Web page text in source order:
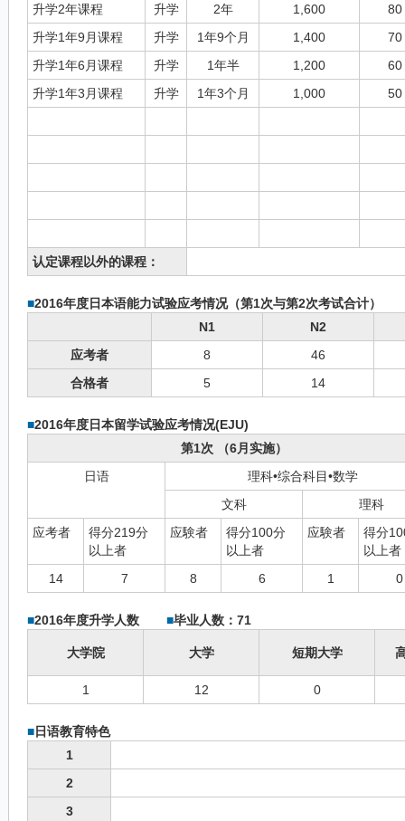
升学2年课程 升学 2年 1,600
80
升学1年9月课程
升学 1年9个月 1,400
70
升学1年6月课程
升学 1年半 1,200
60
升学1年3月课程
升学 1年3个月 1,000 50
认定课程以外的课程：
■2016年度日本语能力试验应考情况（第1次与第2次考试合计）
N1
N2
应考者
8
46
合格者
5 14
■2016年度日本留学试验应考情况(EJU)
第1次 （6月实施）
日语
理科•综合科目•数学
文科
理科
应考者
得分219分
以上者
应験者
得分100分
以上者
应験者
得分
以上者
14
7 8 6 1 0
■2016年度升学人数 ■毕业人数：71
大学院 大学 短期大学
1 12 0
■日语教育特色
1
2
3